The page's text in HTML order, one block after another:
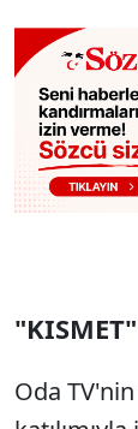
"KISMET"
Oda